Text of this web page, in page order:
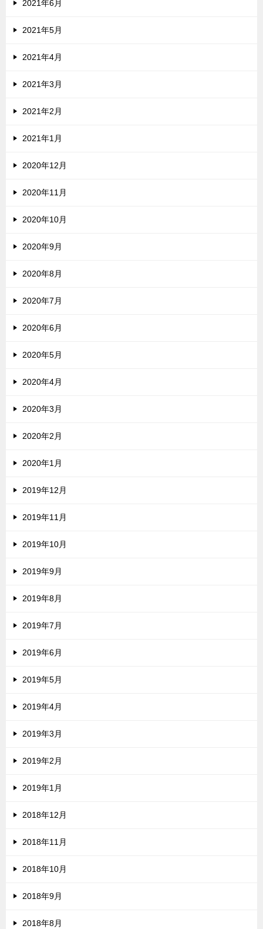
2021年6月
2021年5月
2021年4月
2021年3月
2021年2月
2021年1月
2020年12月
2020年11月
2020年10月
2020年9月
2020年8月
2020年7月
2020年6月
2020年5月
2020年4月
2020年3月
2020年2月
2020年1月
2019年12月
2019年11月
2019年10月
2019年9月
2019年8月
2019年7月
2019年6月
2019年5月
2019年4月
2019年3月
2019年2月
2019年1月
2018年12月
2018年11月
2018年10月
2018年9月
2018年8月